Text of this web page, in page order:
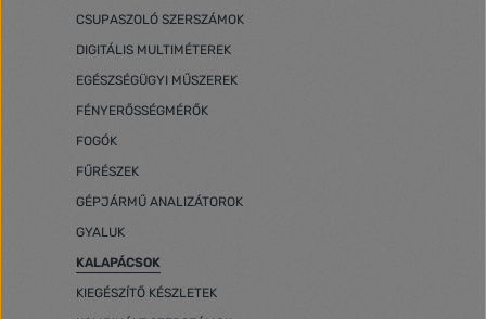
CSUPASZOLÓ SZERSZÁMOK
DIGITÁLIS MULTIMÉTEREK
EGÉSZSÉGÜGYI MŰSZEREK
FÉNYERŐSSÉGMÉRŐK
FOGÓK
FŰRÉSZEK
GÉPJÁRMŰ ANALIZÁTOROK
GYALUK
KALAPÁCSOK
KIEGÉSZÍTŐ KÉSZLETEK